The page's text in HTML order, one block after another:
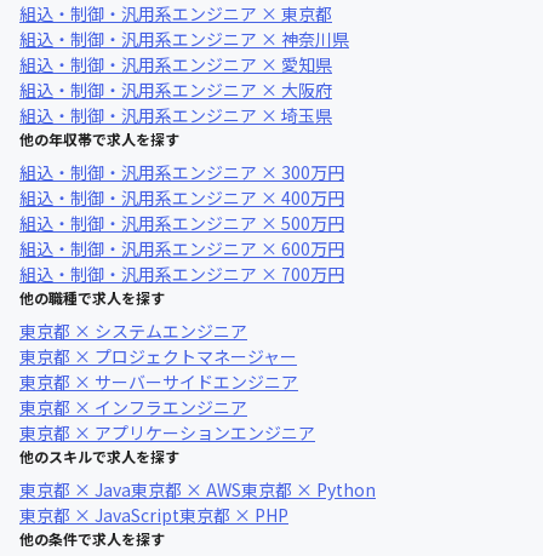
組込・制御・汎用系エンジニア × 東京都
組込・制御・汎用系エンジニア × 神奈川県
組込・制御・汎用系エンジニア × 愛知県
組込・制御・汎用系エンジニア × 大阪府
組込・制御・汎用系エンジニア × 埼玉県
他の年収帯で求人を探す
組込・制御・汎用系エンジニア × 300万円
組込・制御・汎用系エンジニア × 400万円
組込・制御・汎用系エンジニア × 500万円
組込・制御・汎用系エンジニア × 600万円
組込・制御・汎用系エンジニア × 700万円
他の職種で求人を探す
東京都 × システムエンジニア
東京都 × プロジェクトマネージャー
東京都 × サーバーサイドエンジニア
東京都 × インフラエンジニア
東京都 × アプリケーションエンジニア
他のスキルで求人を探す
東京都 × Java東京都 × AWS東京都 × Python
東京都 × JavaScript東京都 × PHP
他の条件で求人を探す